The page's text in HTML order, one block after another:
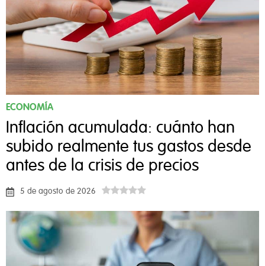
ECONOMÍA
Inflación acumulada: cuánto han
subido realmente tus gastos desde
antes de la crisis de precios
5 de agosto de 2026